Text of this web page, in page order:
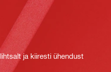
ja kiiresti ühendust